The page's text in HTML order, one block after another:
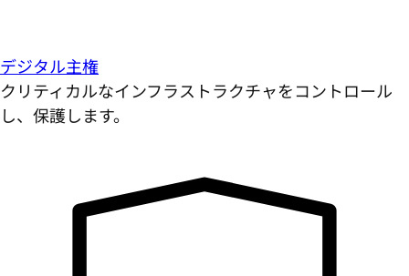
デジタル主権
クリティカルなインフラストラクチャをコントロール
し、保護します。